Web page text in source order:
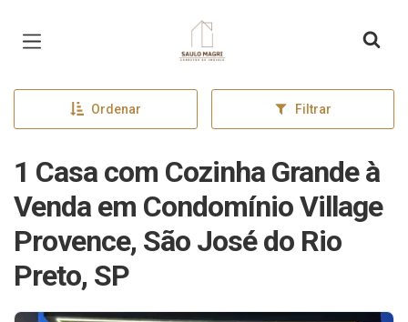
Página inicial
Ordenar Filtrar
1 Casa com Cozinha Grande à
Venda em Condomínio Village
Provence, São José do Rio
Preto, SP